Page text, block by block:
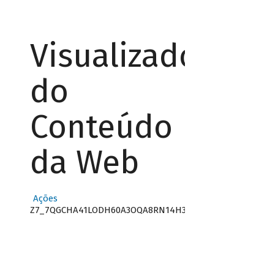
Visualizador
do
Conteúdo
da Web
Ações
Z7_7QGCHA41LODH60A3OQA8RN14H3